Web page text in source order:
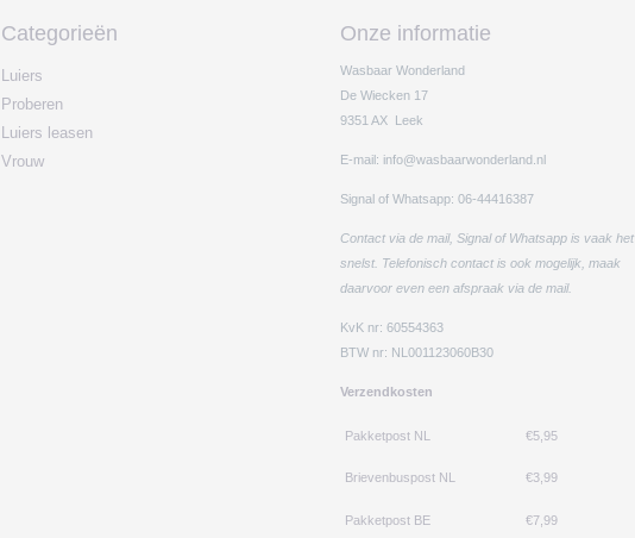
Categorieën
Luiers
Proberen
Luiers leasen
Vrouw
Onze informatie
Wasbaar Wonderland
De Wiecken 17
9351 AX Leek
E-mail: info@wasbaarwonderland.nl
Signal of Whatsapp: 06-44416387
Contact via de mail, Signal of Whatsapp is vaak het
snelst. Telefonisch contact is ook mogelijk, maak
daarvoor even een afspraak via de mail.
KvK nr: 60554363
BTW nr: NL001123060B30
Verzendkosten
Pakketpost NL €5,95
Brievenbuspost NL €3,99
Pakketpost BE €7,99